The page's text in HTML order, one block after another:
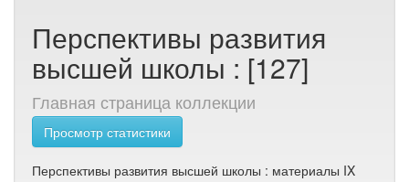
Перспективы развития
высшей школы : [127]
Главная страница коллекции
Просмотр статистики
Перспективы развития высшей школы : материалы IX